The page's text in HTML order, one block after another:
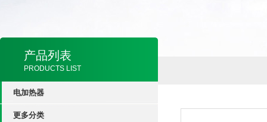
产品列表
PRODUCTS LIST
电加热器
更多分类